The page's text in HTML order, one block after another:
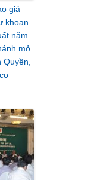
giá
khoan
năm
mỏ